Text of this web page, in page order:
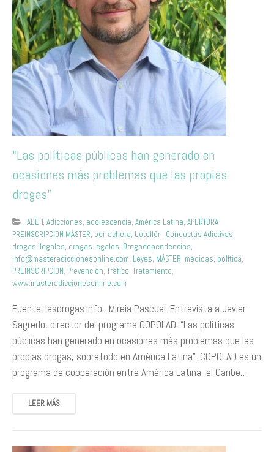
“Las políticas públicas han generado en
ocasiones más problemas que las propias
drogas”
ADEIT, Adicciones, adolescencia, América Latina, APERTURA
PREINSCRIPCIÓN MÁSTER, borrachera, botellón, Conductas Adictivas,
drogas ilegales, drogas legales, Drogodependencias,
info@masteradiccionesonline.com, Leyes, MÁSTER, medidas, política,
PREINSCRIPCIÓN, Prevención, Tráfico, Tratamiento,
www.masteradiccionesonline.com
Fuente: lasdrogas.info. Mireia Pascual. Entrevista a Javier
Sagredo, director del programa COPOLAD: “Las políticas
públicas han generado en ocasiones más problemas que las
propias drogas, sobretodo en América Latina”. COPOLAD es un
programa de cooperación entre América Latina, el Caribe…
LEER MÁS